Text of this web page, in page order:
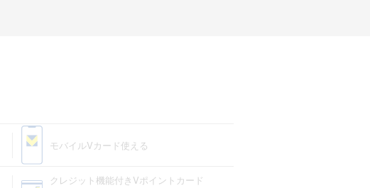
モバイルVカード使える
クレジット機能付きVポイントカード